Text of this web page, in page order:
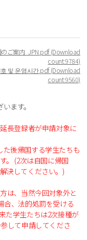
ご案内_JPN.pdf(Download
count:9784)
및 운영시간.pdf(Download
count:9560)
ます。
長登録者が申請対象に
後帰国する学生たちも
。 (2次は自国に帰国
決してください。)
は、当然今回対象外と
合、法的処罰を受ける
た学生たちは2次接種が
して申請してくださ